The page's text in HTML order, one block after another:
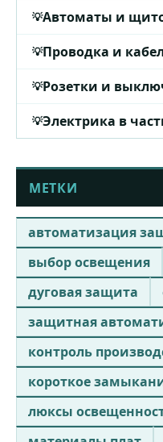
Автоматы и
Проводка и
Розетки и
Электрика в
МЕТКИ
автоматизация
выбор освещения
дуговая защита
защитная
контроль
короткое
люксы